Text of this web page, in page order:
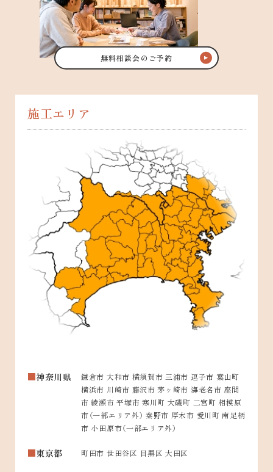
無料相談会のご予約
施工エリア
神奈川県
鎌倉市 大和市 横須賀市 三浦市 逗子市 葉山町
横浜市 川崎市 藤沢市 茅ヶ崎市 海老名市 座間
市 綾瀬市 平塚市 寒川町 大磯町 二宮町 相模原
市（一部エリア外） 秦野市 厚木市 愛川町 南足柄
市 小田原市（一部エリア外）
東京都 町田市 世田谷区 目黒区 大田区